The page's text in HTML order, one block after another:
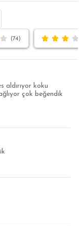
(74)
aldırıyor koku
çok beğendik